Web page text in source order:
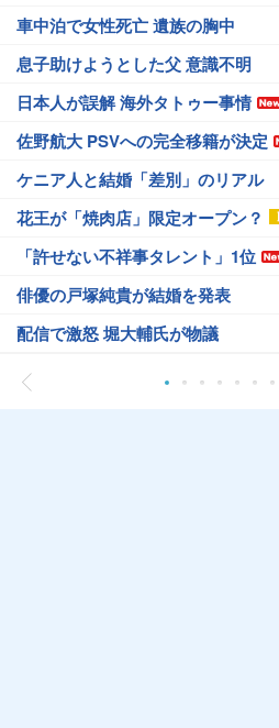
車中泊で女性死亡 遺族の胸中
息子助けようとした父 意識不明
日本人が誤解 海外タトゥー事情
佐野航大 PSVへの完全移籍が決定
ケニア人と結婚「差別」のリアル
花王が「焼肉店」限定オープン？
「許せない不祥事タレント」1位
俳優の戸塚純貴が結婚を発表
配信で激怒 堀大輔氏が物議